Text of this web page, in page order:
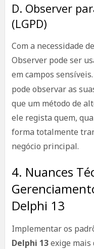
D. Observer
(LGPD)
Com a necessidade
Observer pode ser
em campos
pode observar as
que um método de
ele regista quem,
forma totalmente
negócio principal.
4. Nuances
Delphi 13
Implementar os
Delphi 13exige mais